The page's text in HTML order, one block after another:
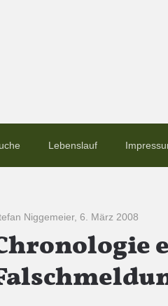
Lebenslauf
Niggemeier, 6. März 2008